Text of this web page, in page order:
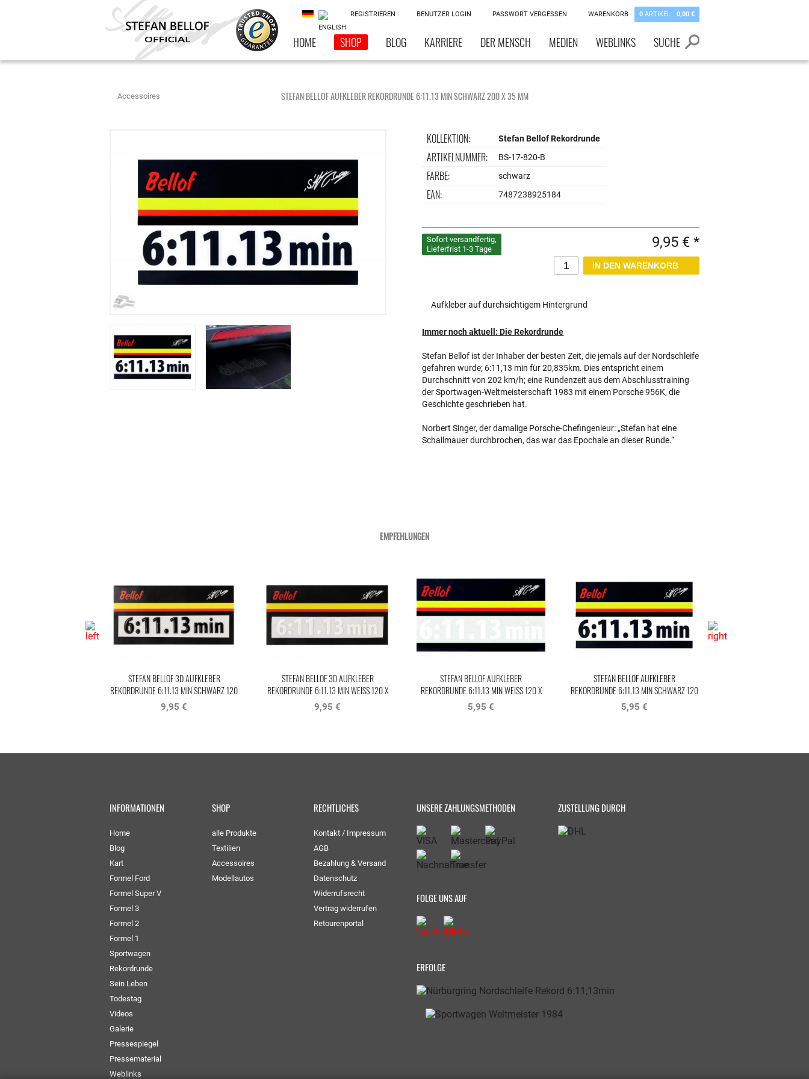
REGISTRIEREN BENUTZER LOGIN PASSWORT VERGESSEN WARENKORB 0 ARTIKEL 0,00 €
HOME SHOP BLOG KARRIERE DER MENSCH MEDIEN WEBLINKS SUCHE
Accessoires STEFAN BELLOF AUFKLEBER REKORDRUNDE 6:11.13 MIN SCHWARZ 200 X 35 MM
KOLLEKTION: Stefan Bellof Rekordrunde
ARTIKELNUMMER: BS-17-820-B
FARBE: schwarz
EAN: 7487238925184
Sofort versandfertig,
Lieferfrist 1-3 Tage
9,95 € *
Aufkleber auf durchsichtigem Hintergrund
Immer noch aktuell: Die Rekordrunde
Stefan Bellof ist der Inhaber der besten Zeit, die jemals auf der Nordschleife
gefahren wurde; 6:11,13 min für 20,835km. Dies entspricht einem
Durchschnitt von 202 km/h; eine Rundenzeit aus dem Abschlusstraining
der Sportwagen-Weltmeisterschaft 1983 mit einem Porsche 956K, die
Geschichte geschrieben hat.
Norbert Singer, der damalige Porsche-Chefingenieur: „Stefan hat eine
Schallmauer durchbrochen, das war das Epochale an dieser Runde.“
EMPFEHLUNGEN
STEFAN BELLOF 3D AUFKLEBER
REKORDRUNDE 6:11.13 MIN SCHWARZ 120
X 25 MM
9,95 €
STEFAN BELLOF 3D AUFKLEBER
REKORDRUNDE 6:11.13 MIN WEISS 120 X 2
5 MM
9,95 €
STEFAN BELLOF AUFKLEBER
REKORDRUNDE 6:11.13 MIN WEISS 120 X 2
5 MM
5,95 €
STEFAN BELLOF AUFKLEBER
REKORDRUNDE 6:11.13 MIN SCHWARZ 120
X 25 MM
5,95 €
INFORMATIONEN
Home
Blog
Kart
Formel Ford
Formel Super V
Formel 3
Formel 2
Formel 1
Sportwagen
Rekordrunde
Sein Leben
Todestag
Videos
Galerie
Pressespiegel
Pressematerial
Weblinks
SHOP
alle Produkte
Textilien
Accessoires
Modellautos
RECHTLICHES
Kontakt / Impressum
AGB
Bezahlung & Versand
Datenschutz
Widerrufsrecht
Vertrag widerrufen
Retourenportal
UNSERE ZAHLUNGSMETHODEN ZUSTELLUNG DURCH
FOLGE UNS AUF
ERFOLGE